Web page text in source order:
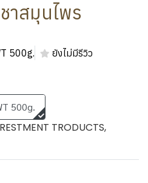
าสมุนไพร
500g.
ยังไม่มีรีวิว
500g.
TRODUCTS,